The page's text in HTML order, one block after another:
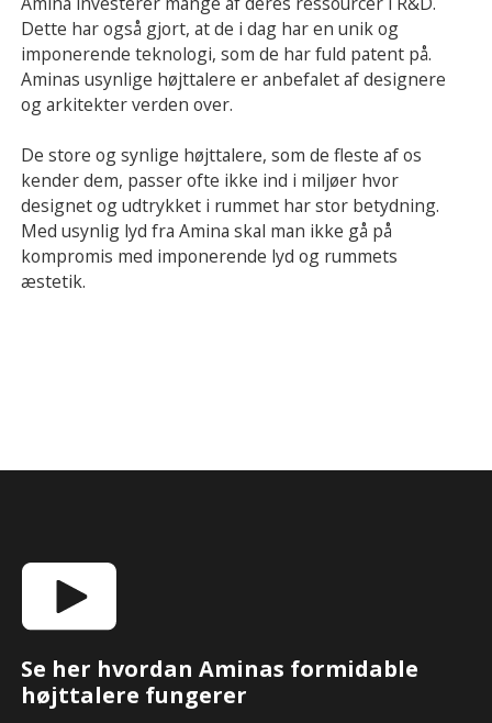
Dette har også gjort, at de i dag har en unik og
imponerende teknologi, som de har fuld patent på.
Aminas usynlige højttalere er anbefalet af designere
og arkitekter verden over.
De store og synlige højttalere, som de fleste af os
kender dem, passer ofte ikke ind i miljøer hvor
designet og udtrykket i rummet har stor betydning.
Med usynlig lyd fra Amina skal man ikke gå på
kompromis med imponerende lyd og rummets
æstetik.
Se her hvordan Aminas formidable
højttalere fungerer